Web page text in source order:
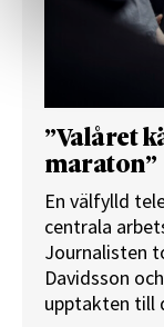
”Valåret
maraton”
En välfylld
centrala
Journalisten
Davidsson
upptakten till